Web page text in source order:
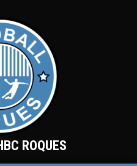
ROQUES